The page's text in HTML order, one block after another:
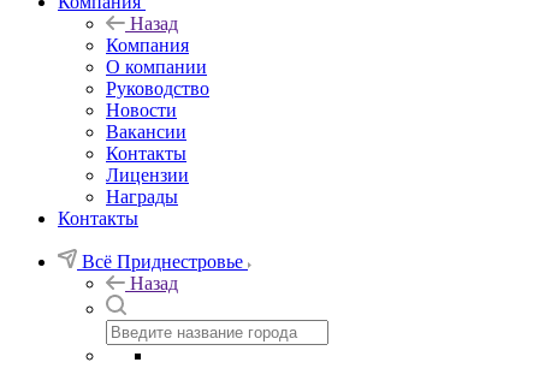
Назад
Компания
О компании
Руководство
Новости
Вакансии
Контакты
Лицензии
Награды
Контакты
Всё Приднестровье
Назад